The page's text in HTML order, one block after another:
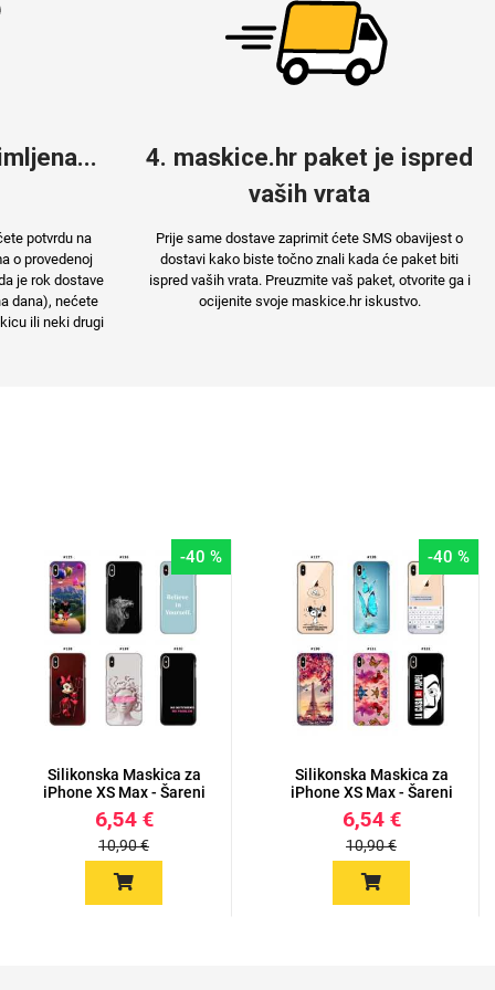
potvrdu na
o provedenoj
je rok dostave
dana), nećete
ili neki drugi
4. maskice.hr paket je ispred
vaših vrata
Prije same dostave zaprimit ćete SMS obavijest o
dostavi kako biste točno znali kada će paket biti
ispred vaših vrata. Preuzmite vaš paket, otvorite ga i
ocijenite svoje maskice.hr iskustvo.
-40 %
Silikonska Maskica za
iPhone XS Max - Šareni
m...
6,54 €
10,90 €
-40 %
Silikonska Maskica za
iPhone XS Max - Šareni
m...
6,54 €
10,90 €